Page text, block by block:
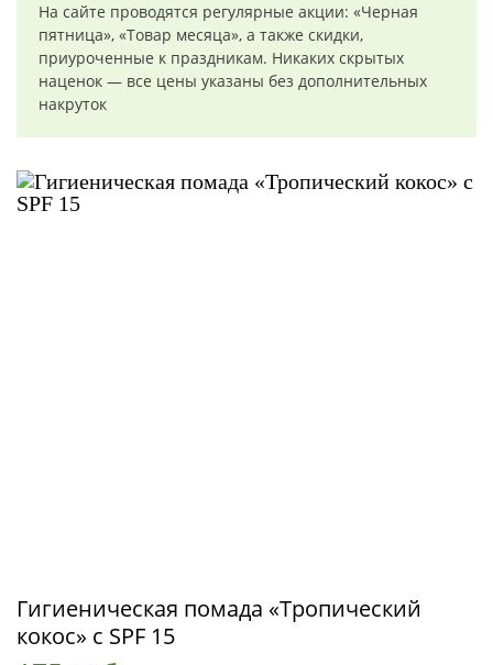
На сайте проводятся регулярные акции: «Черная
пятница», «Товар месяца», а также скидки,
приуроченные к праздникам. Никаких скрытых
наценок — все цены указаны без дополнительных
накруток
Гигиеническая помада «Тропический
кокос» с SPF 15